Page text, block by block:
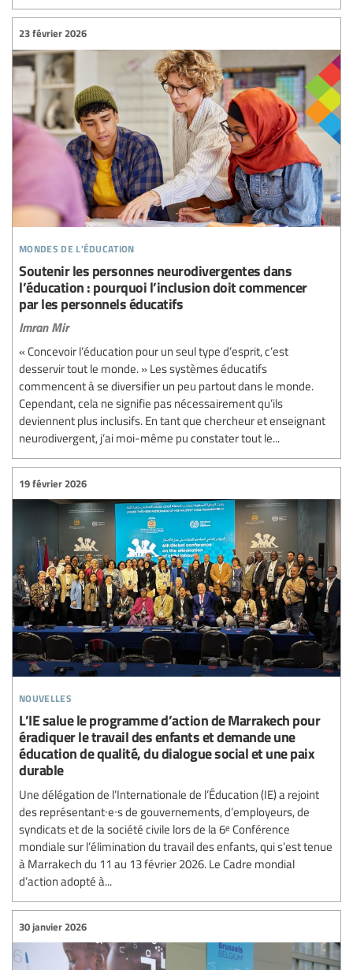
mondes de l'éducation
23 février 2026
Soutenir les personnes neurodivergentes dans
l’éducation : pourquoi l’inclusion doit commencer
par les personnels éducatifs
Imran Mir
« Concevoir l’éducation pour un seul type d’esprit, c’est
desservir tout le monde. » Les systèmes éducatifs
commencent à se diversifier un peu partout dans le monde.
Cependant, cela ne signifie pas nécessairement qu’ils
deviennent plus inclusifs. En tant que chercheur et enseignant
neurodivergent, j’ai moi-même pu constater tout le...
nouvelles
19 février 2026
L’IE salue le programme d’action de Marrakech pour
éradiquer le travail des enfants et demande une
éducation de qualité, du dialogue social et une paix
durable
Une délégation de l’Internationale de l’Éducation (IE) a rejoint
des représentant∙e∙s de gouvernements, d’employeurs, de
syndicats et de la société civile lors de la 6ᵉ Conférence
mondiale sur l’élimination du travail des enfants, qui s’est tenue
à Marrakech du 11 au 13 février 2026. Le Cadre mondial
d’action adopté à...
30 janvier 2026